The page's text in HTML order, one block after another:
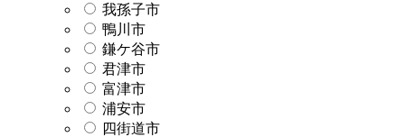
我孫子市
鴨川市
鎌ケ谷市
君津市
富津市
浦安市
四街道市